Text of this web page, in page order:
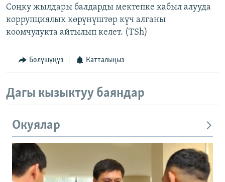
Соңку жылдары балдарды мектепке кабыл алууда
коррупциялык көрүнүштөр күч алганы
коомчулукта айтылып келет. (TSh)
Бөлүшүңүз Катталыңыз
Дагы кызыктуу баяндар
Окуялар